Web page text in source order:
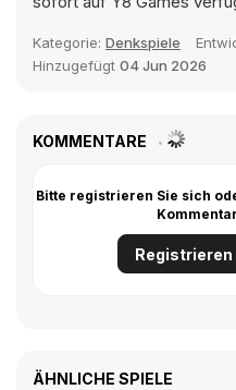
Kategorie: Denkspiele
Hinzugefügt 04 Jun 2026
KOMMENTARE
Bitte registrieren Sie sich
Registrieren
ÄHNLICHE SPIELE